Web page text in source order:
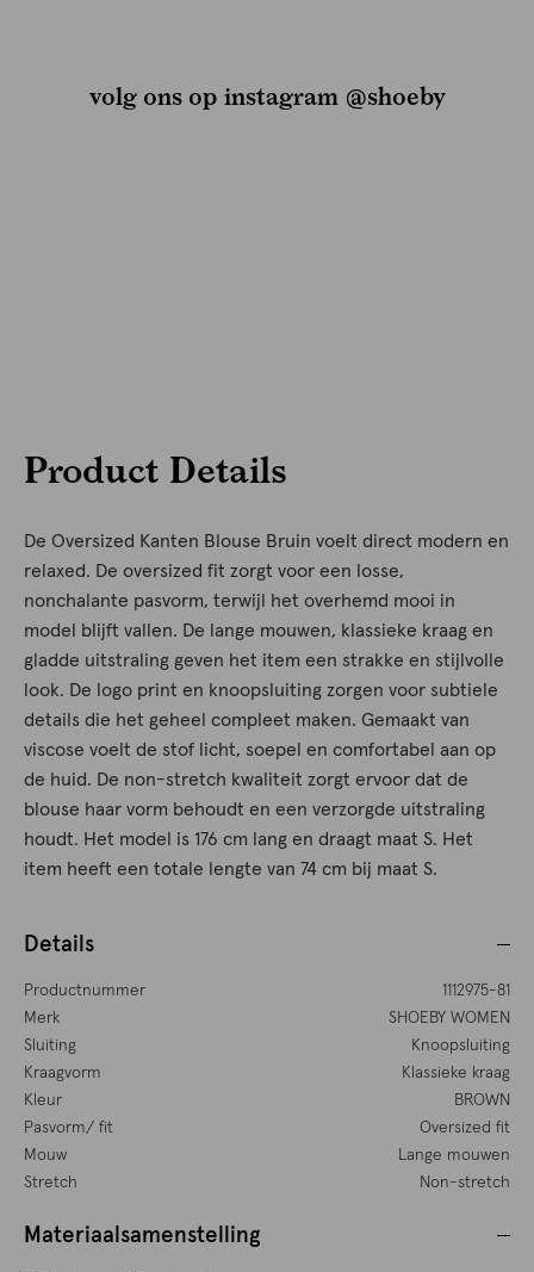
volg ons op instagram @shoeby
Product Details
De Oversized Kanten Blouse Bruin voelt direct modern en
relaxed. De oversized fit zorgt voor een losse,
nonchalante pasvorm, terwijl het overhemd mooi in
model blijft vallen. De lange mouwen, klassieke kraag en
gladde uitstraling geven het item een strakke en stijlvolle
look. De logo print en knoopsluiting zorgen voor subtiele
details die het geheel compleet maken. Gemaakt van
viscose voelt de stof licht, soepel en comfortabel aan op
de huid. De non-stretch kwaliteit zorgt ervoor dat de
blouse haar vorm behoudt en een verzorgde uitstraling
houdt. Het model is 176 cm lang en draagt maat S. Het
item heeft een totale lengte van 74 cm bij maat S.
Details
Productnummer
1112975-81
Merk
SHOEBY WOMEN
Sluiting
Knoopsluiting
Kraagvorm
Klassieke kraag
Kleur
BROWN
Pasvorm/ fit
Oversized fit
Mouw
Lange mouwen
Stretch
Non-stretch
Materiaalsamenstelling